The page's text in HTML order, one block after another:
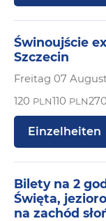
Świnoujście
Szczecin
Freitag 07
120 PLN110 PLN270
Einzelheiten
Bilety na 2
Święta,
na zachód